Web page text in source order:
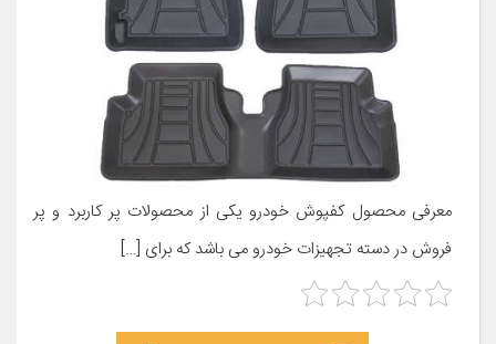
معرفی محصول کفپوش خودرو یکی از محصولات پر کاربرد و پر
فروش در دسته تجهیزات خودرو می باشد که برای […]